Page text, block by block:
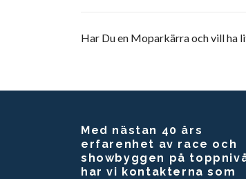
Har Du en Moparkärra och vill ha
Med nästan 40 års
erfarenhet av race och
showbyggen på
har vi kontakterna som